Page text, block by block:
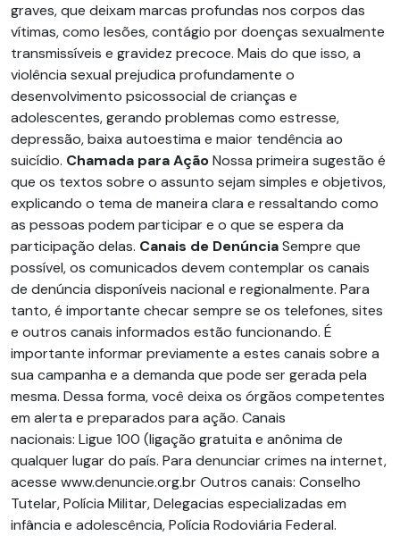
graves, que deixam marcas profundas nos corpos das
vítimas, como lesões, contágio por doenças sexualmente
transmissíveis e gravidez precoce. Mais do que isso, a
violência sexual prejudica profundamente o
desenvolvimento psicossocial de crianças e
adolescentes, gerando problemas como estresse,
depressão, baixa autoestima e maior tendência ao
suicídio. Chamada para AçãoNossa primeira sugestão é
que os textos sobre o assunto sejam simples e objetivos,
explicando o tema de maneira clara e ressaltando como
as pessoas podem participar e o que se espera da
participação delas. Canais de DenúnciaSempre que
possível, os comunicados devem contemplar os canais
de denúncia disponíveis nacional e regionalmente. Para
tanto, é importante checar sempre se os telefones, sites
e outros canais informados estão funcionando. É
importante informar previamente a estes canais sobre a
sua campanha e a demanda que pode ser gerada pela
mesma. Dessa forma, você deixa os órgãos competentes
em alerta e preparados para ação. Canais
nacionais: Ligue 100 (ligação gratuita e anônima de
qualquer lugar do país. Para denunciar crimes na internet,
acesse www.denuncie.org.br Outros canais: Conselho
Tutelar, Polícia Militar, Delegacias especializadas em
infância e adolescência, Polícia Rodoviária Federal.